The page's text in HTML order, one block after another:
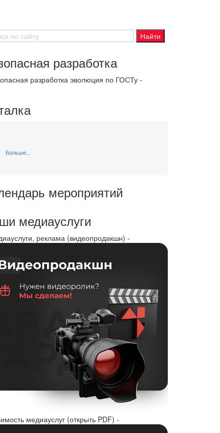
разработка
разработка эволюция по ГОСТу -
Больше...
мероприятий
медиауслуги
реклама (видеопродакшн) -
медиауслуг (открыть PDF) -